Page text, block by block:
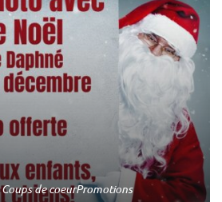
Coups de coeurPromotions